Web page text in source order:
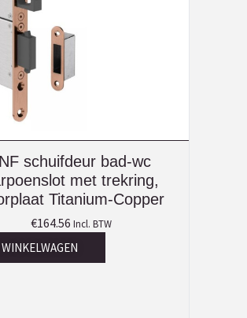
schuifdeur bad-wc
met trekring,
Titanium-Copper
€164.56 Incl. BTW